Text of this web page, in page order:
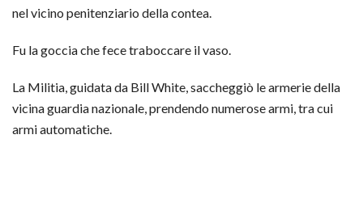
nel vicino penitenziario della contea.
Fu la goccia che fece traboccare il vaso.
La Militia, guidata da Bill White, saccheggiò le armerie della
vicina guardia nazionale, prendendo numerose armi, tra cui
armi automatiche.